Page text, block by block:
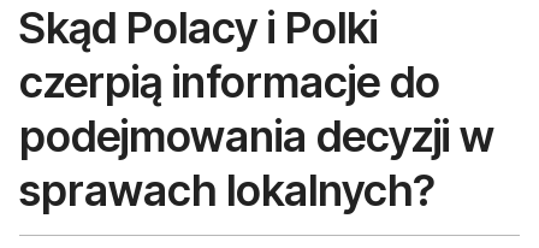
Skąd Polacy i Polki
czerpią informacje do
podejmowania decyzji w
sprawach lokalnych?